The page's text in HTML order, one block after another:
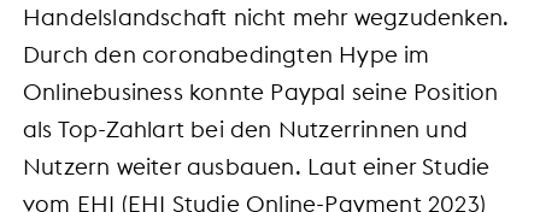
Handelslandschaft nicht mehr wegzudenken.
Durch den coronabedingten Hype im
Onlinebusiness konnte Paypal seine Position
als Top-Zahlart bei den Nutzerrinnen und
Nutzern weiter ausbauen. Laut einer Studie
vom EHI (EHI Studie Online-Payment 2023)